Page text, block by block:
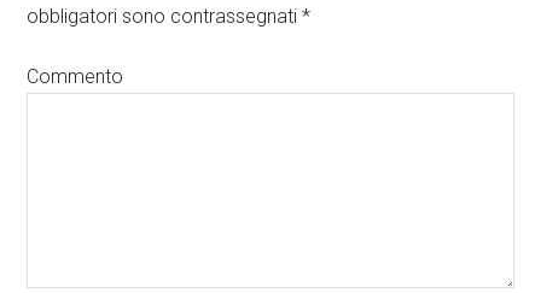
obbligatori sono contrassegnati*
Commento